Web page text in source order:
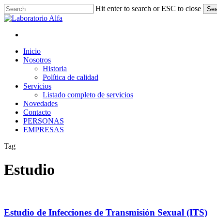
Skip
to
content
Hit enter to search or ESC to close
Close
Menu
Menu
Inicio
Nosotros
Historia
Política de calidad
Servicios
Listado completo de servicios
Novedades
Contacto
PERSONAS
EMPRESAS
Tag
Estudio
Estudio de Infecciones de Transmisión Sexual (ITS)